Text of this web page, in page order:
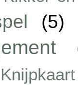
(5)
Knijpkaart